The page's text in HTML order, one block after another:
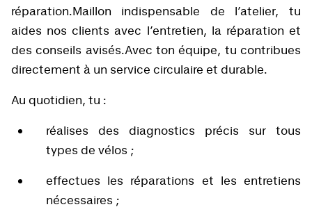
réparation.Maillon indispensable de l’atelier, tu
aides nos clients avec l’entretien, la réparation et
des conseils avisés.Avec ton équipe, tu contribues
directement à un service circulaire et durable.
Au quotidien, tu :
réalises des diagnostics précis sur tous
types de vélos ;
effectues les réparations et les entretiens
nécessaires ;